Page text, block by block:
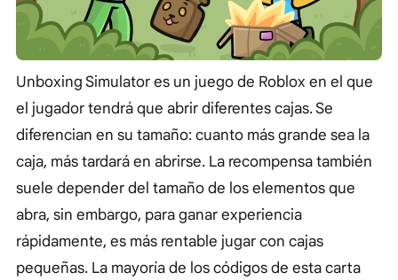
Unboxing Simulator es un juego de Roblox en el que
el jugador tendrá que abrir diferentes cajas. Se
diferencian en su tamaño: cuanto más grande sea la
caja, más tardará en abrirse. La recompensa también
suele depender del tamaño de los elementos que
abra, sin embargo, para ganar experiencia
rápidamente, es más rentable jugar con cajas
pequeñas. La mayoría de los códigos de esta carta